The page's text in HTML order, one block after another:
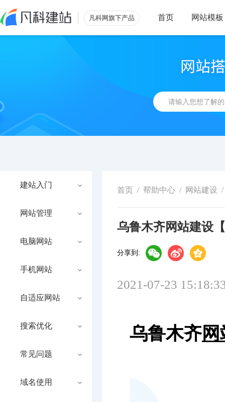
凡科网旗下产品 首页 网站模板
建站入门
网站管理
电脑网站
手机网站
自适应网站
搜索优化
常见问题
域名使用
首页 / 帮助中心 / 网站建设 /
乌鲁木齐网站建设
分享到:
2021-07-23
乌鲁木齐网